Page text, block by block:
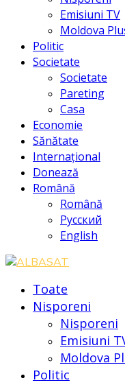
Emisiuni TV
Moldova
Politic
Societate
Societate
Pareting
Casa
Economie
Sănătate
Internațional
Donează
Română
Română
Русский
English
Toate
Nisporeni
Nisporeni
Emisiuni
Moldova
Politic